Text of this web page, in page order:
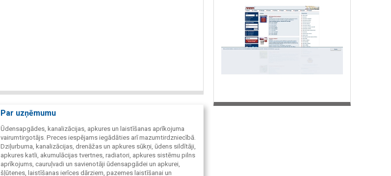
Par uzņēmumu
Ūdensapgādes, kanalizācijas, apkures un laistīšanas aprīkojuma
vairumtirgotājs. Preces iespējams iegādāties arī mazumtirdzniecībā.
Dziļurbuma, kanalizācijas, drenāžas un apkures sūkņi, ūdens sildītāji,
apkures katli, akumulācijas tvertnes, radiatori, apkures sistēmu pilns
aprīkojums, cauruļvadi un savienotāji ūdensapgādei un apkurei,
šļūtenes, laistīšanas ierīces dārziem, pazemes laistīšanai un